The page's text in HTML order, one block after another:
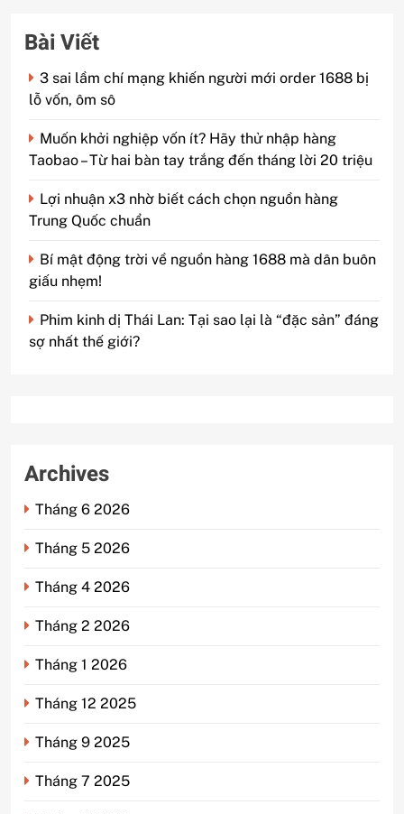
Bài Viết
3 sai lầm chí mạng khiến người mới order 1688 bị
lỗ vốn, ôm sô
Muốn khởi nghiệp vốn ít? Hãy thử nhập hàng
Taobao – Từ hai bàn tay trắng đến tháng lời 20 triệu
Lợi nhuận x3 nhờ biết cách chọn nguồn hàng
Trung Quốc chuẩn
Bí mật động trời về nguồn hàng 1688 mà dân buôn
giấu nhẹm!
Phim kinh dị Thái Lan: Tại sao lại là “đặc sản” đáng
sợ nhất thế giới?
Archives
Tháng 6 2026
Tháng 5 2026
Tháng 4 2026
Tháng 2 2026
Tháng 1 2026
Tháng 12 2025
Tháng 9 2025
Tháng 7 2025